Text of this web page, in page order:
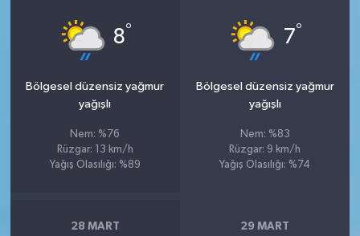
8°
Bölgesel düzensiz yağmur
yağışlı
Nem: %76
Rüzgar: 13 km/h
Yağış Olasılığı: %89
7°
Bölgesel düzensiz yağmur
yağışlı
Nem: %83
Rüzgar: 9 km/h
Yağış Olasılığı: %74
28 MART 29 MART